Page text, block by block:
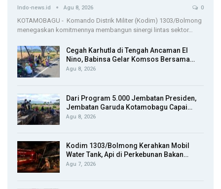
Indo-news.id Agu 8, 2026 0
KOTAMOBAGU - Komando Distrik Militer (Kodim) 1303/Bolmong
menegaskan komitmennya membangun sinergi lintas sektor…
Cegah Karhutla di Tengah Ancaman El
Nino, Babinsa Gelar Komsos Bersama…
Agu 8, 2026
Dari Program 5.000 Jembatan Presiden,
Jembatan Garuda Kotamobagu Capai…
Agu 8, 2026
Kodim 1303/Bolmong Kerahkan Mobil
Water Tank, Api di Perkebunan Bakan…
Agu 7, 2026